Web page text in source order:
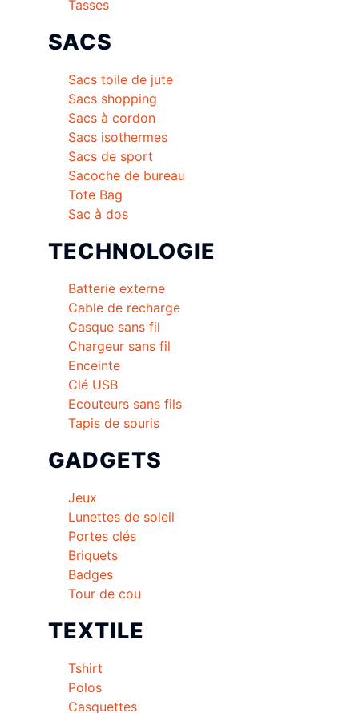
Tasses
SACS
Sacs toile de jute
Sacs shopping
Sacs à cordon
Sacs isothermes
Sacs de sport
Sacoche de bureau
Tote Bag
Sac à dos
TECHNOLOGIE
Batterie externe
Cable de recharge
Casque sans fil
Chargeur sans fil
Enceinte
Clé USB
Ecouteurs sans fils
Tapis de souris
GADGETS
Jeux
Lunettes de soleil
Portes clés
Briquets
Badges
Tour de cou
TEXTILE
Tshirt
Polos
Casquettes